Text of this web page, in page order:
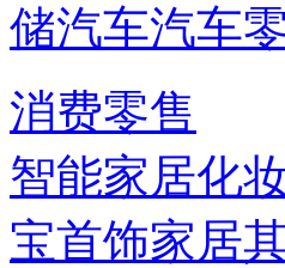
储汽车汽车
消费零售
智能家居化
宝首饰家居